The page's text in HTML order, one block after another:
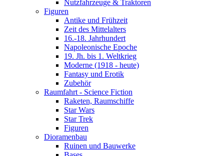
Nutzfahrzeuge & Traktoren
Figuren
Antike und Frühzeit
Zeit des Mittelalters
16.-18. Jahrhundert
Napoleonische Epoche
19. Jh. bis 1. Weltkrieg
Moderne (1918 - heute)
Fantasy und Erotik
Zubehör
Raumfahrt - Science Fiction
Raketen, Raumschiffe
Star Wars
Star Trek
Figuren
Dioramenbau
Ruinen und Bauwerke